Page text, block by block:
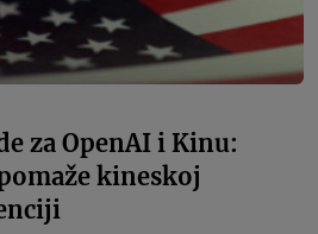
za OpenAI i Kinu:
kineskoj